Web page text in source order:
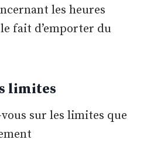
les heures
fait d’emporter du
limites
sur les limites que